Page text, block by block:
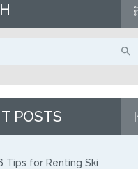
POSTS
Tips for Renting Ski